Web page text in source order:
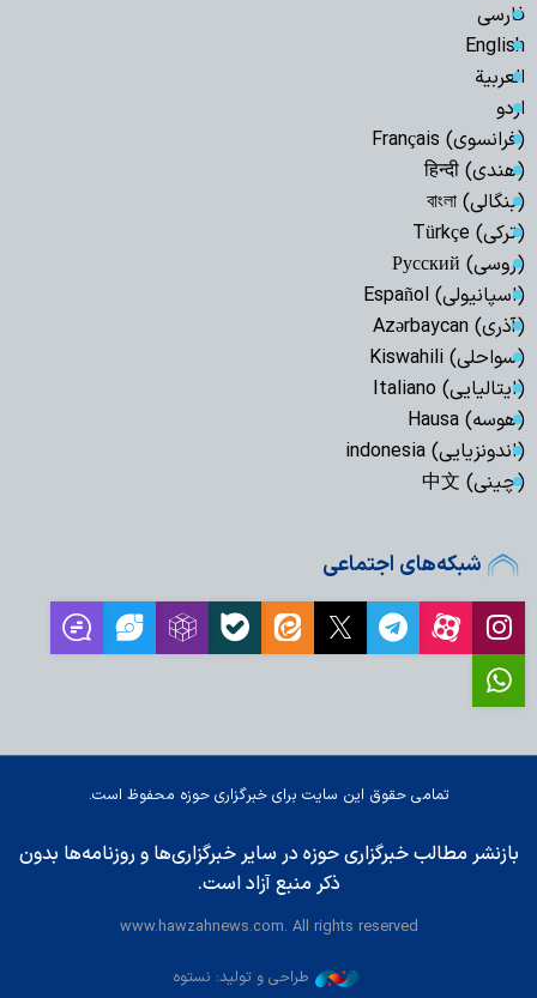
فارسی
English
العربیة
اردو
(فرانسوی) Français
(هندی) हिन्दी
(بنگالی) বাংলা
(ترکی) Türkçe
(روسی) Русский
(اسپانیولی) Español
(آذری) Azərbaycan
(سواحلی) Kiswahili
(ایتالیایی) Italiano
(هوسه) Hausa
(اندونزیایی) indonesia
(چینی) 中文
شبکه‌های اجتماعی
تمامی حقوق این سایت برای خبرگزاری حوزه محفوظ است.
بازنشر مطالب خبرگزاری حوزه در سایر خبرگزاری‌ها و روزنامه‌ها بدون
ذکر منبع آزاد است.
www.hawzahnews.com. All rights reserved
طراحی و تولید: نستوه